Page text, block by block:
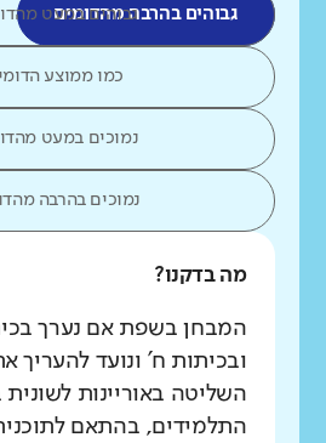
גבוהים בהרבה מהדומים
גבוהים במעט
כמו ממוצע
נמוכים במעט
נמוכים בהרבה
מה בדקנו?
המבחן בשפת אם נערך
ובכיתות ח' ונועד להעריך
השליטה באוריינות
התלמידים, בהתאם